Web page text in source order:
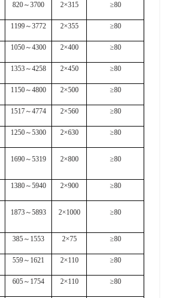
820～3700 2×315 ≥80
1199～3772 2×355 ≥80
1050～4300 2×400 ≥80
1353～4258 2×450 ≥80
1150～4800 2×500 ≥80
1517～4774 2×560 ≥80
1250～5300 2×630 ≥80
1690～5319 2×800 ≥80
1380～5940 2×900 ≥80
1873～5893 2×1000 ≥80
385～ 1553 2×75 ≥80
559～ 1621 2×110 ≥80
605～ 1754 2×110 ≥80